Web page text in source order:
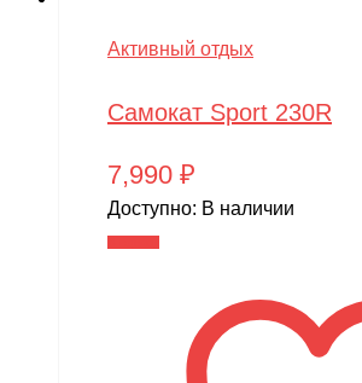
Активный отдых
Самокат Sport 230R
7,990 ₽
Доступно: В наличии